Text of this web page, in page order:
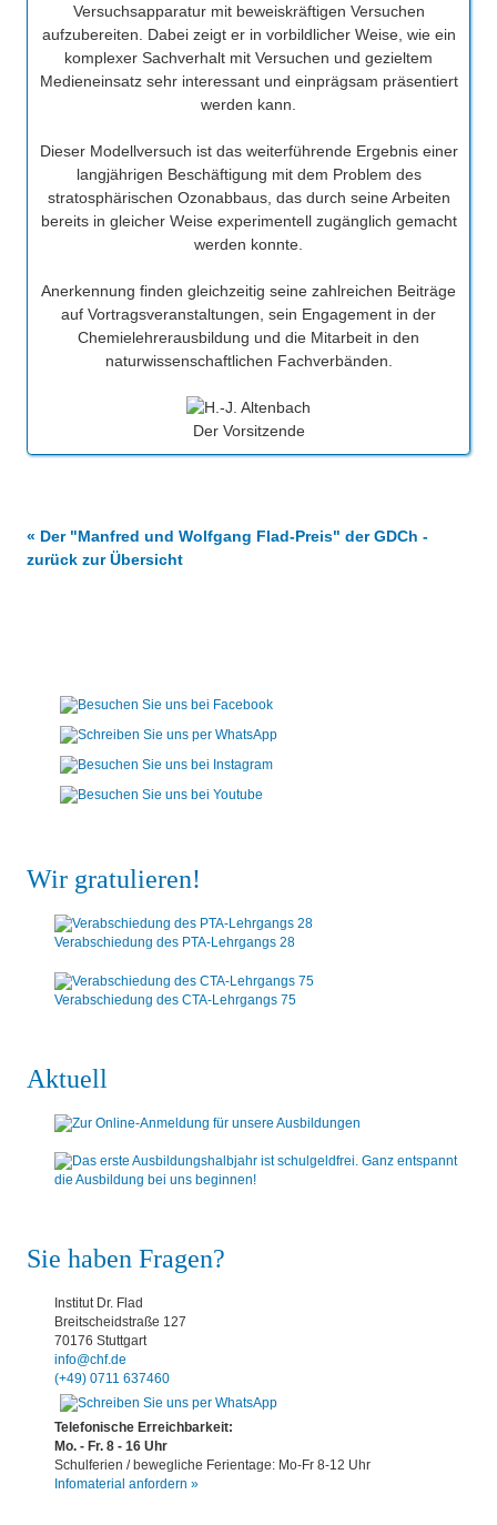
Versuchsapparatur mit beweiskräftigen Versuchen
aufzubereiten. Dabei zeigt er in vorbildlicher Weise, wie ein
komplexer Sachverhalt mit Versuchen und gezieltem
Medieneinsatz sehr interessant und einprägsam präsentiert
werden kann.
Dieser Modellversuch ist das weiterführende Ergebnis einer
langjährigen Beschäftigung mit dem Problem des
stratosphärischen Ozonabbaus, das durch seine Arbeiten
bereits in gleicher Weise experimentell zugänglich gemacht
werden konnte.
Anerkennung finden gleichzeitig seine zahlreichen Beiträge
auf Vortragsveranstaltungen, sein Engagement in der
Chemielehrerausbildung und die Mitarbeit in den
naturwissenschaftlichen Fachverbänden.
Der Vorsitzende
« Der "Manfred und Wolfgang Flad-Preis" der GDCh -
zurück zur Übersicht
Wir gratulieren!
Verabschiedung des PTA-Lehrgangs 28
Verabschiedung des CTA-Lehrgangs 75
Aktuell
Sie haben Fragen?
Institut Dr. Flad
Breitscheidstraße 127
70176 Stuttgart
info@chf.de
(+49) 0711 637460
Telefonische Erreichbarkeit:
Mo. - Fr. 8 - 16 Uhr
Schulferien / bewegliche Ferientage: Mo-Fr 8-12 Uhr
Infomaterial anfordern »